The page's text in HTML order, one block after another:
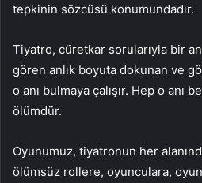
tepkinin sözcüsü konumundadır.
Tiyatro, cüretkar sorularıyla bir
gören anlık boyuta dokunan ve
o anı bulmaya çalışır. Hep o anı
ölümdür.
Oyunumuz, tiyatronun her
ölümsüz rollere, oyunculara,